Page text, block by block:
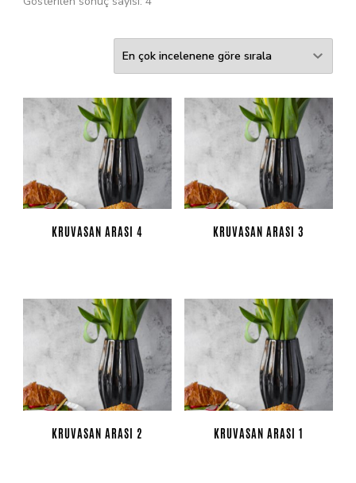
KRUVASAN ARASI 4 KRUVASAN ARASI 3
KRUVASAN ARASI 2 KRUVASAN ARASI 1